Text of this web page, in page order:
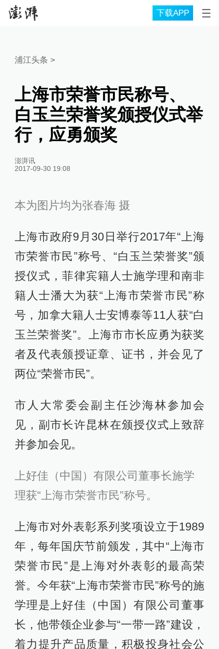
下载APP
浦江头条 >
上海市荣誉市民称号、
白玉兰荣誉奖颁授仪式举
行，应勇颁奖
澎湃讯
2017-09-30 19:08
本为图片均为张春海 摄
上海市政府9月30日举行2017年“上海
市荣誉市民”称号、“白玉兰荣誉奖”颁
授仪式，菲律宾籍人士施学理和南非
籍人士潘大为获“上海市荣誉市民”称
号，加拿大籍人士安博泰等11人获“白
玉兰荣誉奖”。上海市市长应勇为获奖
者及代表颁授证章、证书，并会见了
两位“荣誉市民”。
市人大常委会副主任沙海林参加会
见，副市长许昆林在颁授仪式上致辞
并参加会见。
上好佳（中国）有限公司董事长施学
理获“上海市荣誉市民”称号。
上海市对外表彰系列奖项设立于1989
年，每年国庆节前颁发，其中“上海市
荣誉市民”是上海对外表彰的最高荣
誉。今年获“上海市荣誉市民”称号的施
学理是上好佳（中国）有限公司董事
长，他带领企业参与“一带一路”建设，
着力提升产品质量，积极投身社会公